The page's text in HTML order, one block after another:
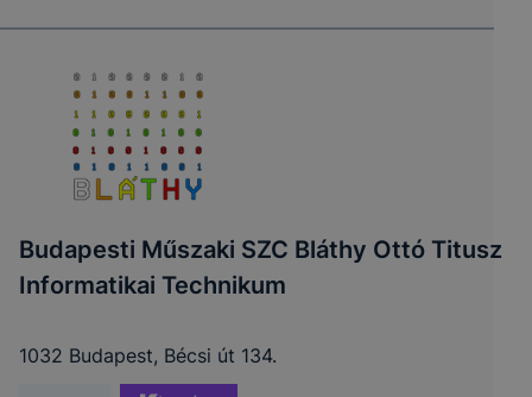
Budapesti Műszaki SZC Bláthy Ottó Titusz
Informatikai Technikum
1032 Budapest, Bécsi út 134.